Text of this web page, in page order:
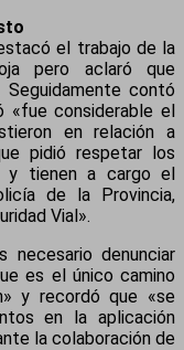
el trabajo de la
pero aclaró que
contó
«fue considerable el
en relación a
pidió respetar los
y tienen a cargo el
de la Provincia,
Vial».
denunciar
es el único camino
y recordó que «se
en la aplicación
la colaboración de